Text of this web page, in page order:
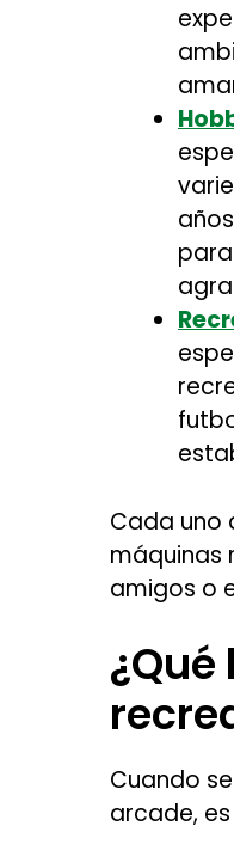
Cada uno
máquinas
amigos o
Cuando
arcade,